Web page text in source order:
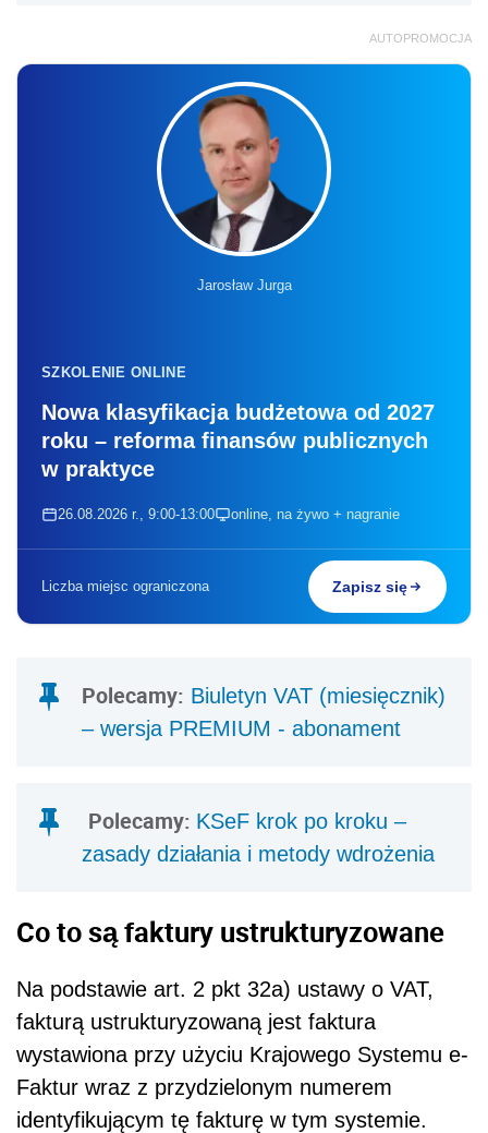
AUTOPROMOCJA
Jarosław Jurga
SZKOLENIE ONLINE
Nowa klasyfikacja budżetowa od 2027
roku – reforma finansów publicznych
w praktyce
26.08.2026 r., 9:00-13:00 online, na żywo + nagranie
Liczba miejsc ograniczona Zapisz się
Polecamy: Biuletyn VAT (miesięcznik)
– wersja PREMIUM - abonament
Polecamy: KSeF krok po kroku –
zasady działania i metody wdrożenia
Co to są faktury ustrukturyzowane
Na podstawie art. 2 pkt 32a) ustawy o VAT,
fakturą ustrukturyzowaną jest faktura
wystawiona przy użyciu Krajowego Systemu e-
Faktur wraz z przydzielonym numerem
identyfikującym tę fakturę w tym systemie.